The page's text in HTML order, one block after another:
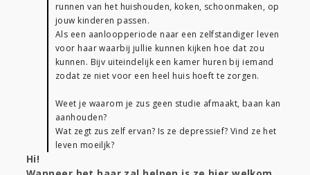
runnen van het huishouden, koken, schoonmaken, op
jouw kinderen passen.
Als een aanloopperiode naar een zelfstandiger leven
voor haar waarbij jullie kunnen kijken hoe dat zou
kunnen. Bijv uiteindelijk een kamer huren bij iemand
zodat ze niet voor een heel huis hoeft te zorgen.
Weet je waarom je zus geen studie afmaakt, baan kan
aanhouden?
Wat zegt zus zelf ervan? Is ze depressief? Vind ze het
leven moeiljk?
Hi!